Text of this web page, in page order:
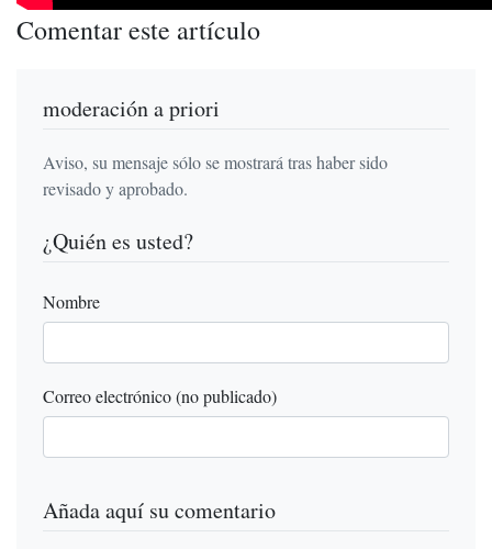
Comentar este artículo
moderación a priori
Aviso, su mensaje sólo se mostrará tras haber sido
revisado y aprobado.
¿Quién es usted?
Nombre
Correo electrónico (no publicado)
Añada aquí su comentario